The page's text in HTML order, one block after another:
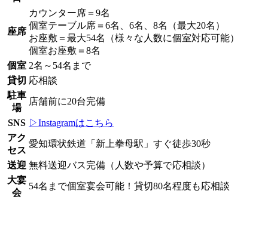
座席
カウンター席＝9名
個室テーブル席＝6名、6名、8名（最大20名）
お座敷＝最大54名（様々な人数に個室対応可能）
個室お座敷＝8名
個室 2名～54名まで
貸切 応相談
駐車
場
店舗前に20台完備
SNS ▷Instagramはこちら
アク
セス
愛知環状鉄道「新上拳母駅」すぐ徒歩30秒
送迎 無料送迎バス完備（人数や予算で応相談）
大宴
会
54名まで個室宴会可能！貸切80名程度も応相談